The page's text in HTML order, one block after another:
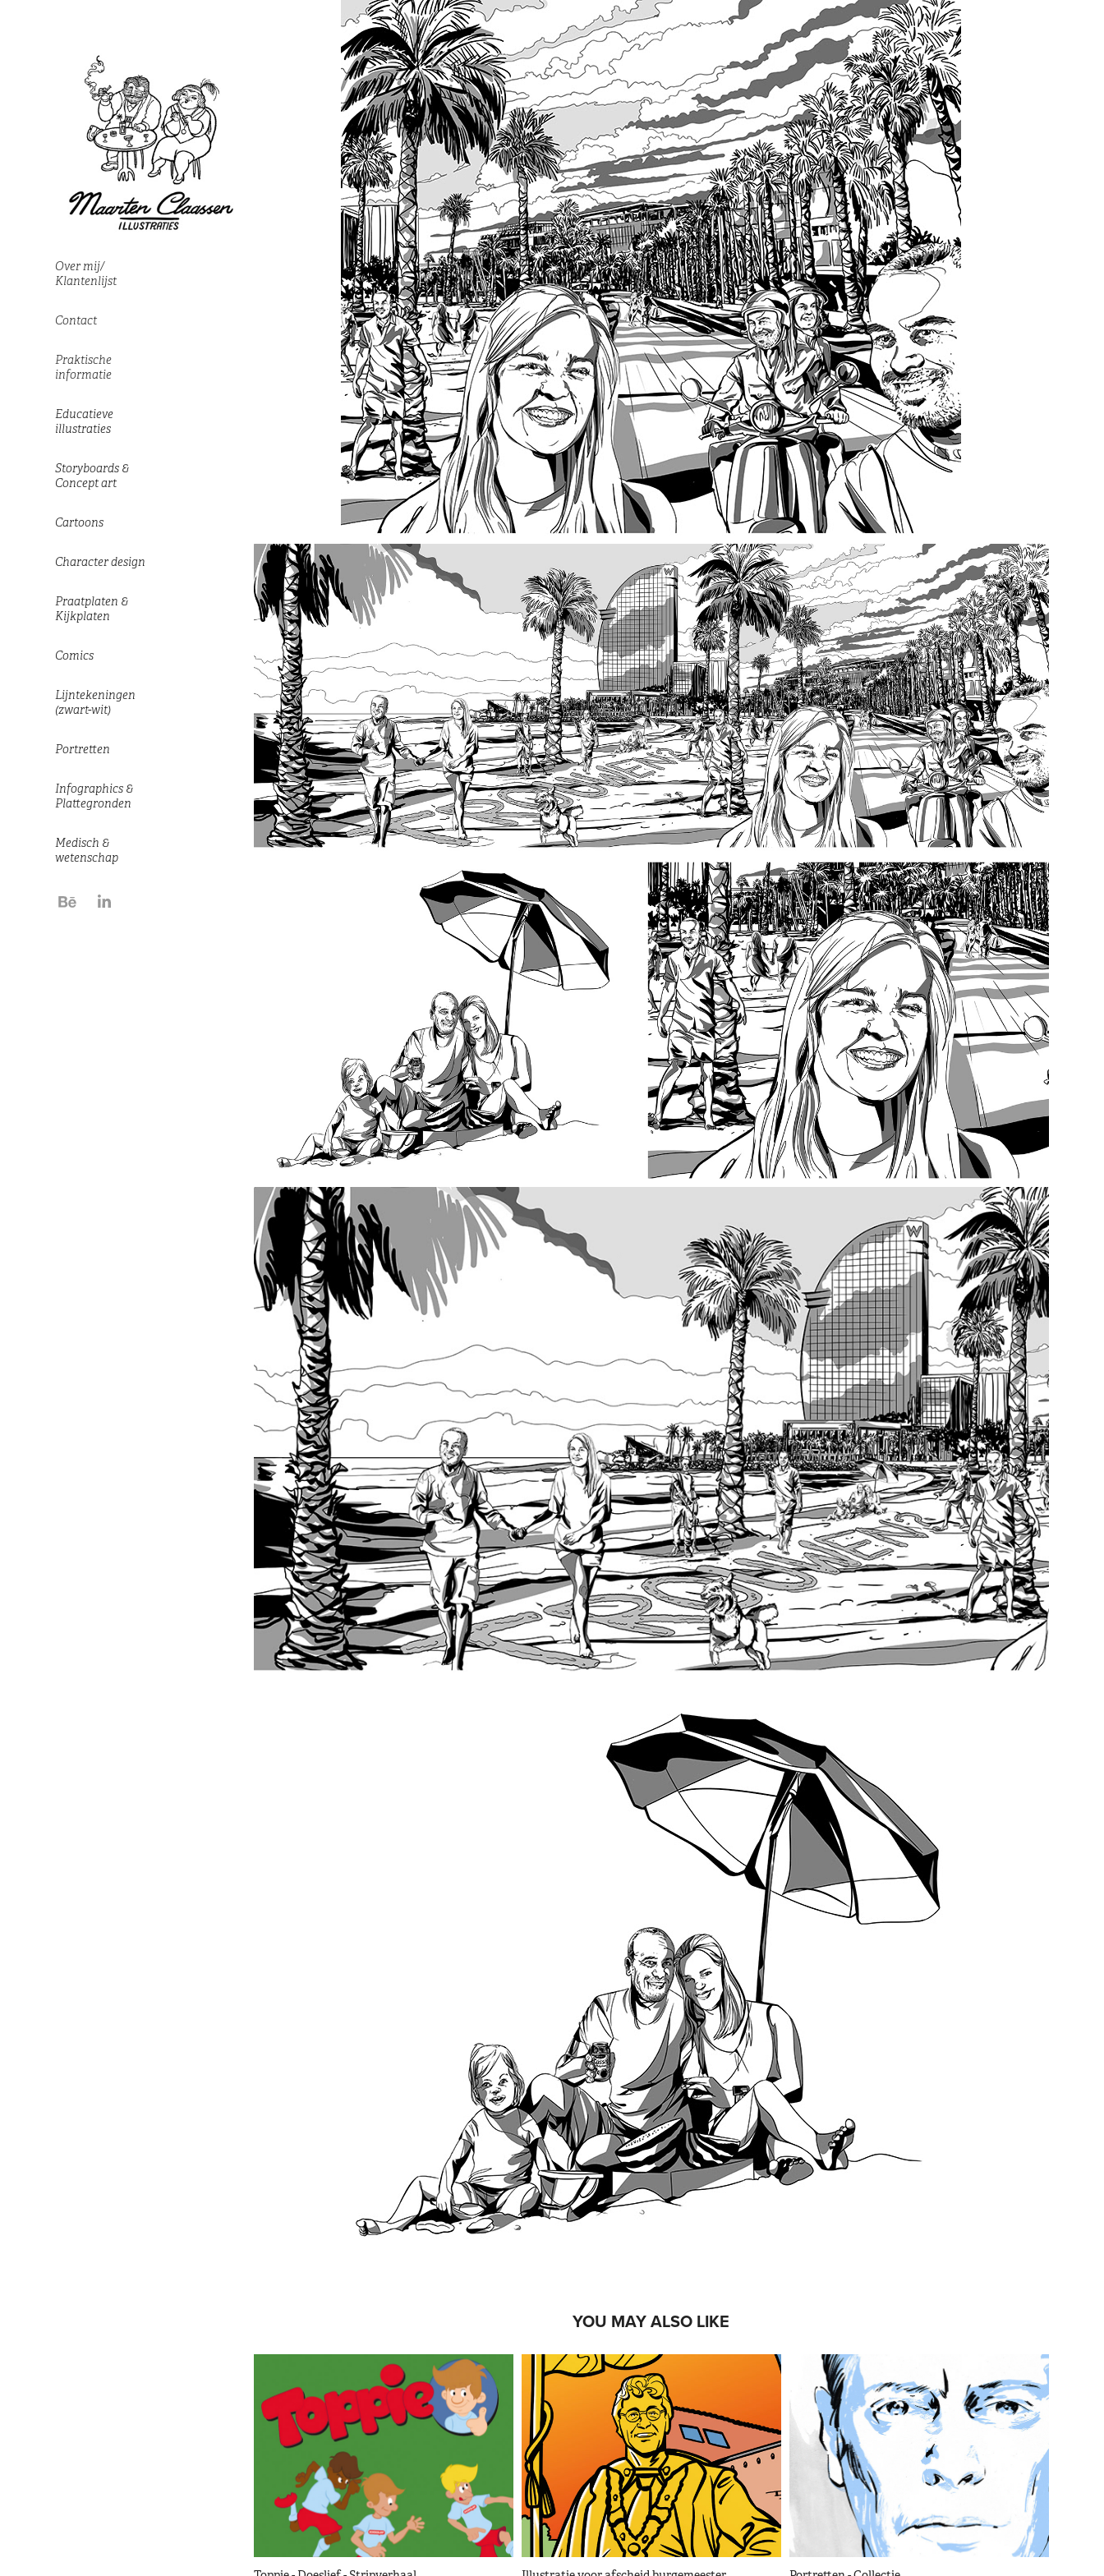
Over mij/
Klantenlijst
Contact
Praktische
informatie
Educatieve
illustraties
Storyboards &
Concept art
Cartoons
Character design
Praatplaten &
Kijkplaten
Comics
Lijntekeningen
(zwart-wit)
Portretten
Infographics &
Plattegronden
Medisch &
wetenschap
YOU MAY ALSO LIKE